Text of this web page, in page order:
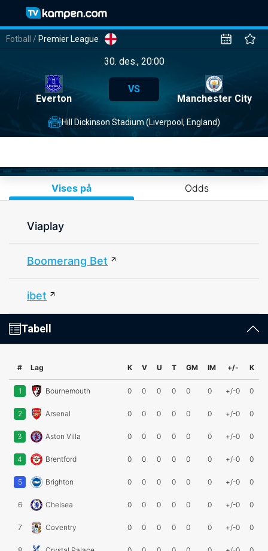
Fotball / Premier League
30. des., 20:00
Everton
VS
Manchester City
Hill Dickinson Stadium (Liverpool, England)
Vises på Odds
Viaplay
Boomerang Bet
ibet
Tabell
# Lag K V U T GM IM +/- K
1 Bournemouth 0 0 0 0 0 0 +/-0 0
2 Arsenal 0 0 0 0 0 0 +/-0 0
3 Aston Villa 0 0 0 0 0 0 +/-0 0
4 Brentford 0 0 0 0 0 0 +/-0 0
5 Brighton 0 0 0 0 0 0 +/-0 0
6 Chelsea 0 0 0 0 0 0 +/-0 0
7 Coventry 0 0 0 0 0 0 +/-0 0